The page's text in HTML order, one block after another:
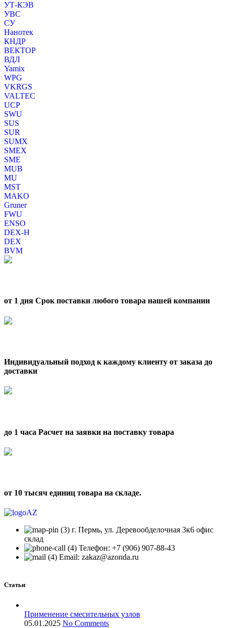
УТ-КЭВ
УВС
СУ
Нанотек
КНДР
ВЕКТОР
ВДЛ
Yamix
WPG
VKRGS
VALTEC
UCP
SWU
SUS
SUR
SUMX
SMEX
SME
MUB
MU
MST
MAKO
Gruner
FWU
ENSO
DEX-H
DEX
BVM
от 1 дня Срок поставки любого товара нашей компании
Индивидуальный подход к каждому клиенту от заказа до
доставки
до 1 часа Расчет на заявки на поставку товара
от 10 тысяч единиц товара на складе.
г. Пермь, ул. Деревообделочная 3к6 офис
склад
Телефон: +7 (906) 907-88-43
Email: zakaz@azonda.ru
Статьи
Применение смесительных узлов
05.01.2025 No Comments